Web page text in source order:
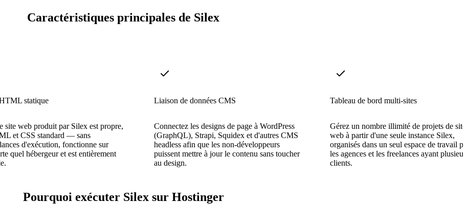
Caractéristiques principales de Silex
statique
site web produit par Silex est propre,
et CSS standard — sans
d'exécution, fonctionne sur
quel hébergeur et est entièrement
Liaison de données CMS
Connectez les designs de page à WordPress
(GraphQL), Strapi, Squidex et d'autres CMS
headless afin que les non-développeurs
puissent mettre à jour le contenu sans toucher
au design.
Tableau de bord multi-sites
Gérez un nombre illimité de projets de
web à partir d'une seule instance Silex,
organisés dans un seul espace de travail
les agences et les freelances ayant
clients.
Pourquoi exécuter Silex sur Hostinger